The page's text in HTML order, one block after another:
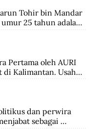
dari Jakarta
mengorganisir
tank dan artileri,
pembubaran
Tohir bin Mandar
25 tahun adalah
Korps Komando; kini
yang ditangkap di
dengan
anggota KKO
gantung oleh
1968 dengan
pusat kota
1965.
Pertama oleh AURI
Kalimantan. Usaha
Belanda dan
Kalimantan
dalam melawan
dan perwira
sebagai